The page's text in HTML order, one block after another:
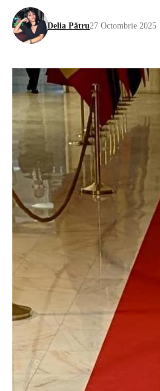
Delia Pătru27 Octombrie 2025